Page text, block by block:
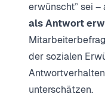
erwünscht” sei –
als Antwort
der sozialen
unterschätzen.